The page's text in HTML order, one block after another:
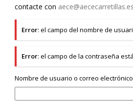
contacte con aece@aececarretillas.es
Error: el campo del nombre de
Error: el campo de la contraseña
Nombre de usuario o correo electrónico